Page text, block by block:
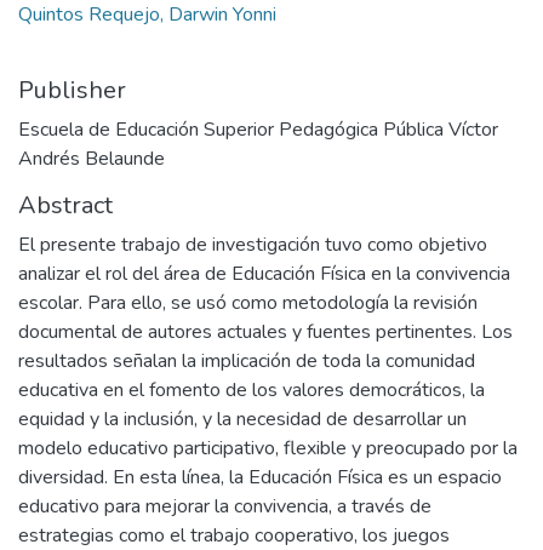
Quintos Requejo, Darwin Yonni
Publisher
Escuela de Educación Superior Pedagógica Pública Víctor
Andrés Belaunde
Abstract
El presente trabajo de investigación tuvo como objetivo
analizar el rol del área de Educación Física en la convivencia
escolar. Para ello, se usó como metodología la revisión
documental de autores actuales y fuentes pertinentes. Los
resultados señalan la implicación de toda la comunidad
educativa en el fomento de los valores democráticos, la
equidad y la inclusión, y la necesidad de desarrollar un
modelo educativo participativo, flexible y preocupado por la
diversidad. En esta línea, la Educación Física es un espacio
educativo para mejorar la convivencia, a través de
estrategias como el trabajo cooperativo, los juegos